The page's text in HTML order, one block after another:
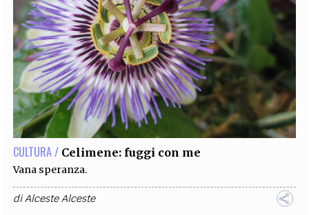
CULTURA / Celimene: fuggi con me
​​​​​​​Vana speranza.
diAlceste Alceste